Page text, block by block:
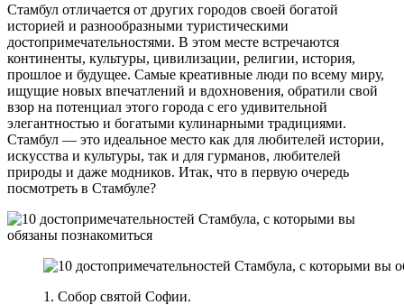
Стамбул отличается от других городов своей богатой
историей и разнообразными туристическими
достопримечательностями. В этом месте встречаются
континенты, культуры, цивилизации, религии, история,
прошлое и будущее. Самые креативные люди по всему миру,
ищущие новых впечатлений и вдохновения, обратили свой
взор на потенциал этого города с его удивительной
элегантностью и богатыми кулинарными традициями.
Стамбул — это идеальное место как для любителей истории,
искусства и культуры, так и для гурманов, любителей
природы и даже модников. Итак, что в первую очередь
посмотреть в Стамбуле?
1. Собор святой Софии.